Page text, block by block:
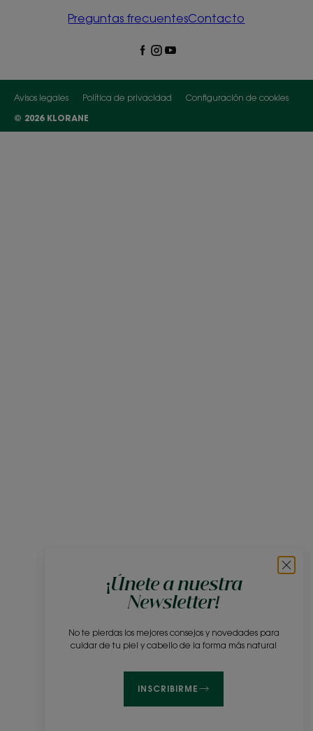
¡Únete a nuestra
Newsletter!
No te pierdas los mejores consejos y novedades para
cuidar de tu piel y cabello de la forma más natural
INSCRIBIRME
Preguntas frecuentesContacto
Avisos legales Política de privacidad
Configuración de cookies
© 2026 KLORANE